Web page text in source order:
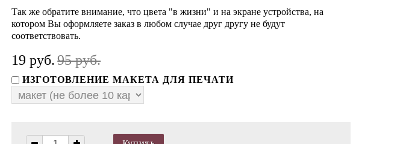
Так же обратите внимание, что цвета "в жизни" и на экране устройства, на
котором Вы оформляете заказ в любом случае друг другу не будут
соответствовать.
19 руб. 95 руб.
ИЗГОТОВЛЕНИЕ МАКЕТА ДЛЯ ПЕЧАТИ